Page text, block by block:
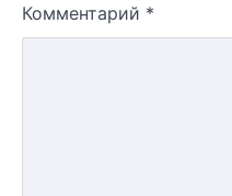
Комментарий *